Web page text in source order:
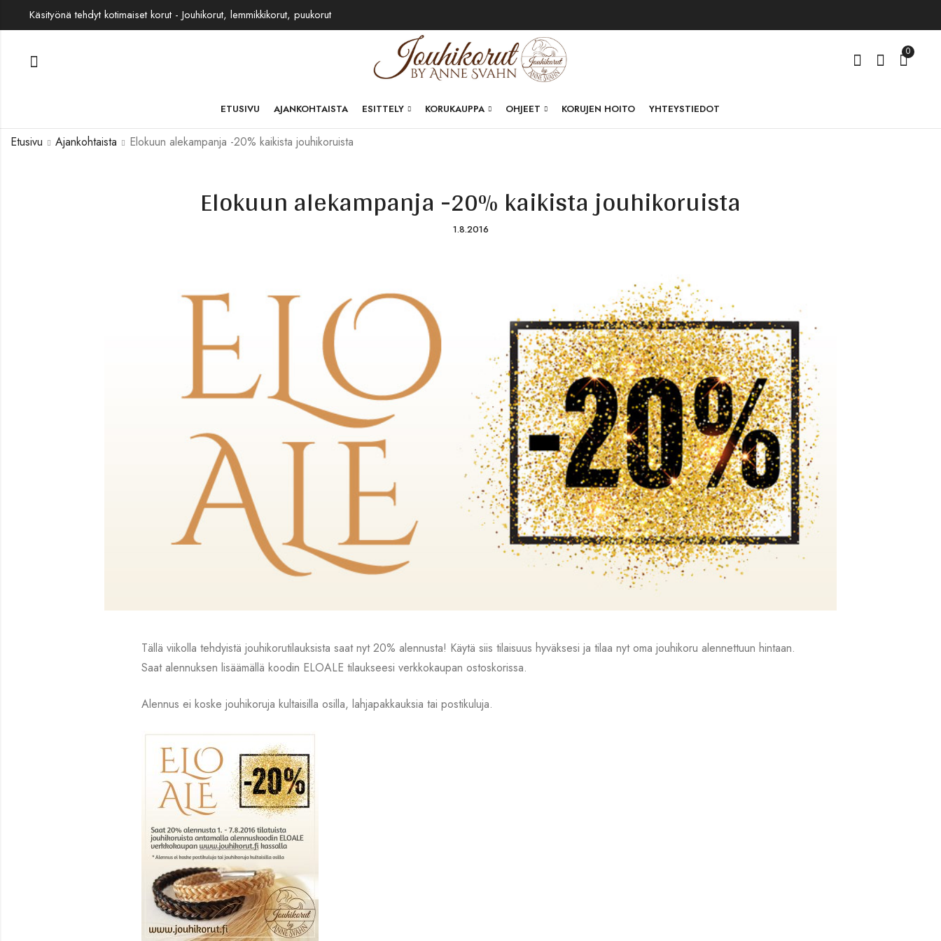
Käsityönä tehdyt kotimaiset korut - Jouhikorut, lemmikkikorut, puukorut
0
ETUSIVU AJANKOHTAISTA ESITTELY KORUKAUPPA OHJEET KORUJEN HOITO YHTEYSTIEDOT
Etusivu Ajankohtaista Elokuun alekampanja -20% kaikista jouhikoruista
Elokuun alekampanja -20% kaikista jouhikoruista
1.8.2016
Tällä viikolla tehdyistä jouhikorutilauksista saat nyt 20% alennusta! Käytä siis tilaisuus hyväksesi ja tilaa nyt oma jouhikoru alennettuun hintaan.
Saat alennuksen lisäämällä koodin ELOALE tilaukseesi verkkokaupan ostoskorissa.
Alennus ei koske jouhikoruja kultaisilla osilla, lahjapakkauksia tai postikuluja.